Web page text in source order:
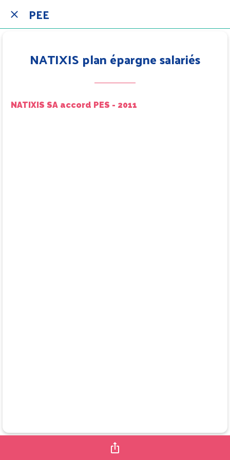
PEE
NATIXIS plan épargne salariés
NATIXIS SA accord PES - 2011